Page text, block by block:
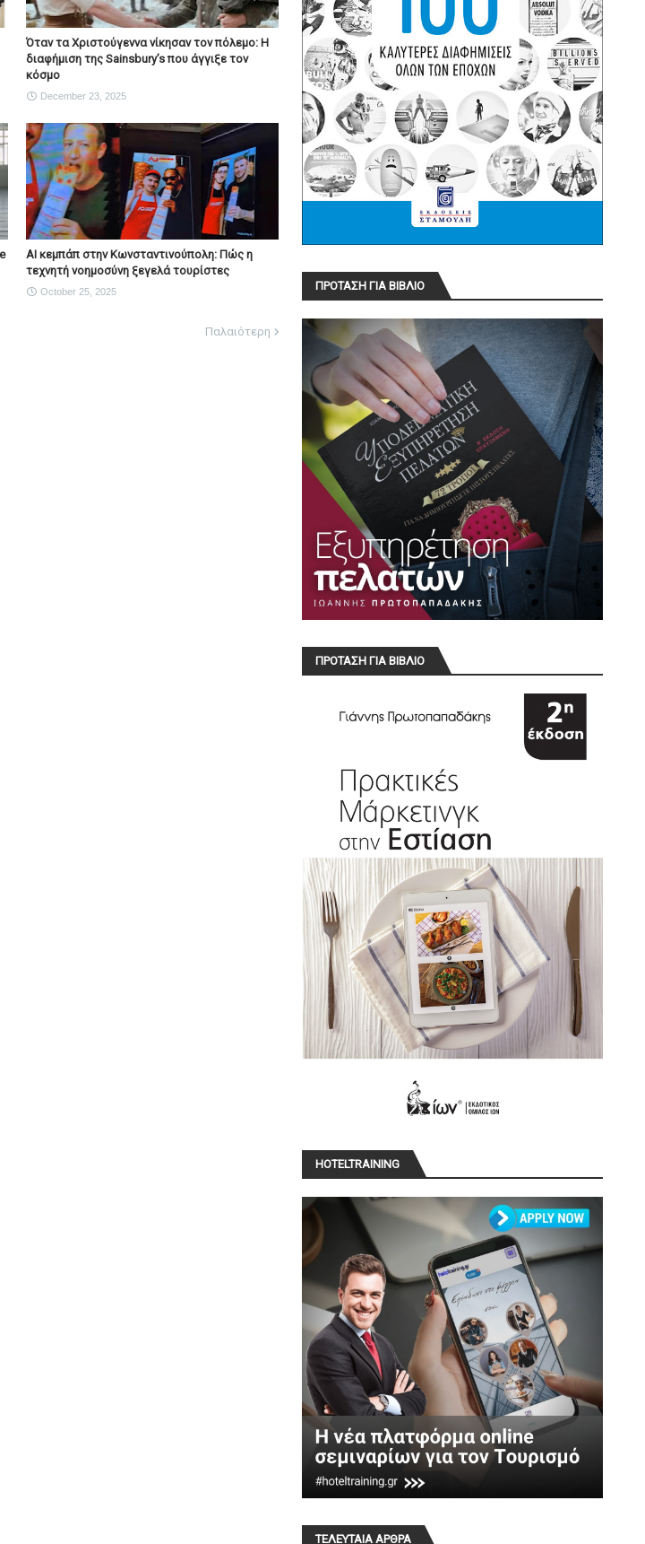
Όταν τα Χριστούγεννα νίκησαν τον πόλεμο: Η
διαφήμιση της Sainsbury’s που άγγιξε τον
κόσμο
December 23, 2025
AI κεμπάπ στην Κωνσταντινούπολη: Πώς η
τεχνητή νοημοσύνη ξεγελά τουρίστες
October 25, 2025
Παλαιότερη
ΠΡΟΤΑΣΗ ΓΙΑ ΒΙΒΛΙΟ
ΠΡΟΤΑΣΗ ΓΙΑ ΒΙΒΛΙΟ
HOTELTRAINING
ΤΕΛΕΥΤΑΙΑ ΑΡΘΡΑ